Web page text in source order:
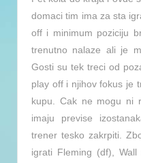
domaci tim ima za sta
off i minimum poziciju
trenutno nalaze ali je
Gosti su tek treci od
play off i njihov fokus je
kupu. Cak ne mogu ni
imaju previse
trener tesko zakrpiti.
igrati Fleming (df),